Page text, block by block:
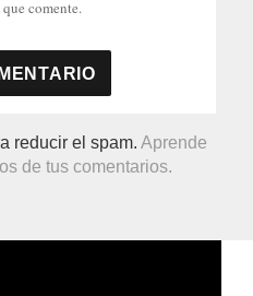
comente.
reducir el spam.Aprende
de tus comentarios.